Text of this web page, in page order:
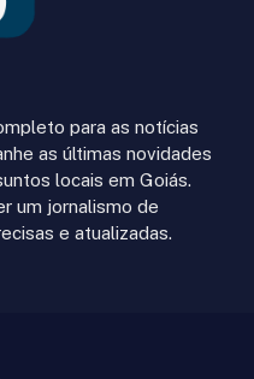
para as notícias
as últimas novidades
locais em Goiás.
um jornalismo de
e atualizadas.